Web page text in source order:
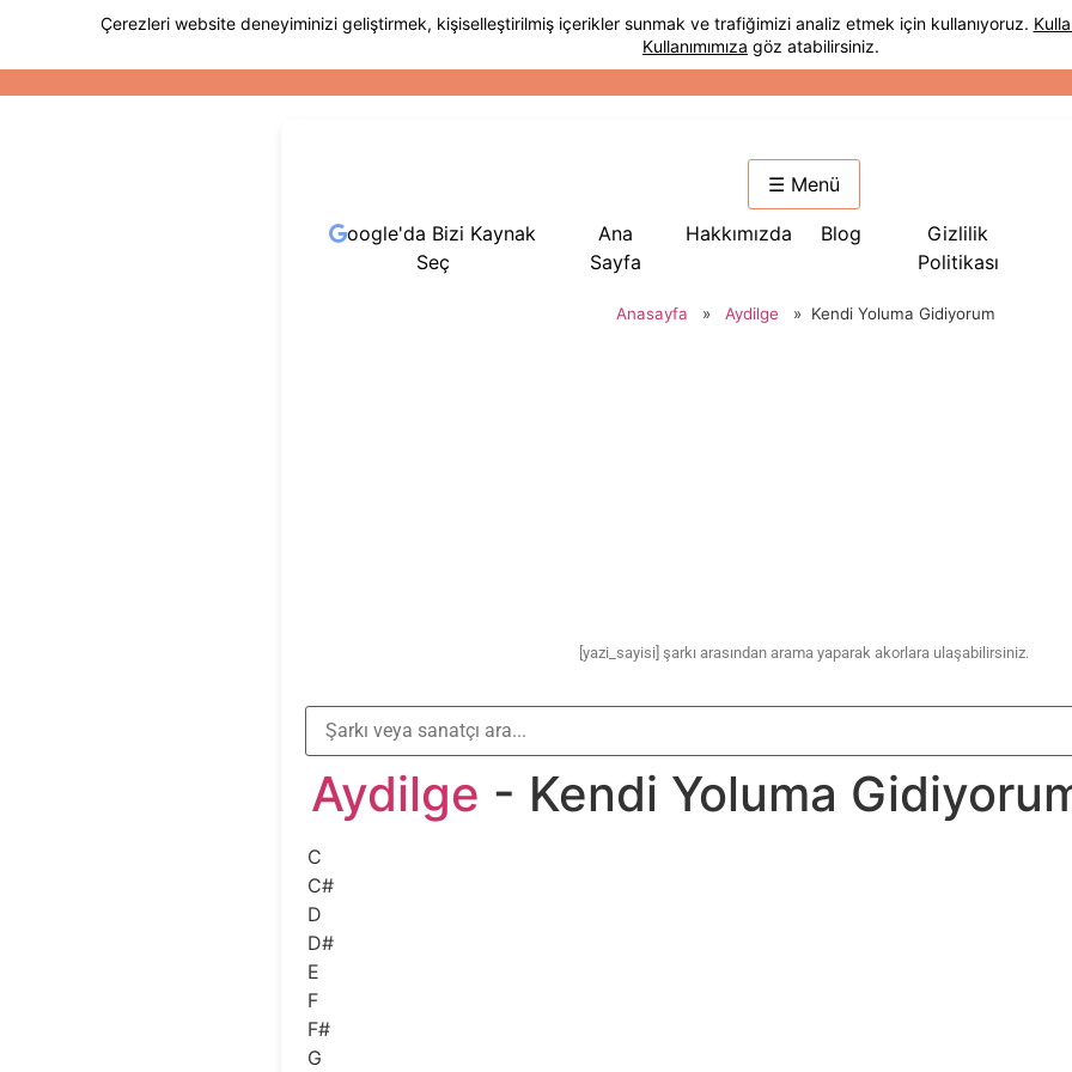
☰ Menü
oogle'da Bizi Kaynak
Seç
Ana
Sayfa
Hakkımızda Blog
Gizlilik
Politikası
Anasayfa » Aydilge » Kendi Yoluma Gidiyorum
[yazi_sayisi] şarkı arasından arama yaparak akorlara ulaşabilirsiniz.
Aydilge - Kendi Yoluma
C
C#
D
D#
E
F
F#
G